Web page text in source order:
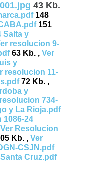
001.jpg 43 Kb.
148
151
Salta y
resolucion 9-
63 Kb. ,Ver
y
resolucion 11-
72 Kb. ,
y
734-
y La Rioja.pdf
1086-24
Ver Resolucion
Kb. ,Ver
CSJN.pdf
Cruz.pdf